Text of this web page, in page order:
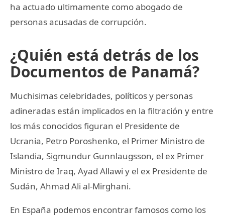
ha actuado ultimamente como abogado de
personas acusadas de corrupción.
¿Quién está detrás de los
Documentos de Panamá?
Muchisimas celebridades, políticos y personas
adineradas están implicados en la filtración y entre
los más conocidos figuran el Presidente de
Ucrania, Petro Poroshenko, el Primer Ministro de
Islandia, Sigmundur Gunnlaugsson, el ex Primer
Ministro de Iraq, Ayad Allawi y el ex Presidente de
Sudán, Ahmad Ali al-Mirghani.
En España podemos encontrar famosos como los